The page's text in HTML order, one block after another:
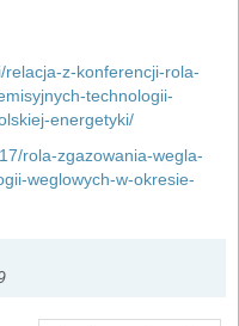
z-konferencji-rola-
technologii-
energetyki/
rola-zgazowania-wegla-
weglowych-w-okresie-